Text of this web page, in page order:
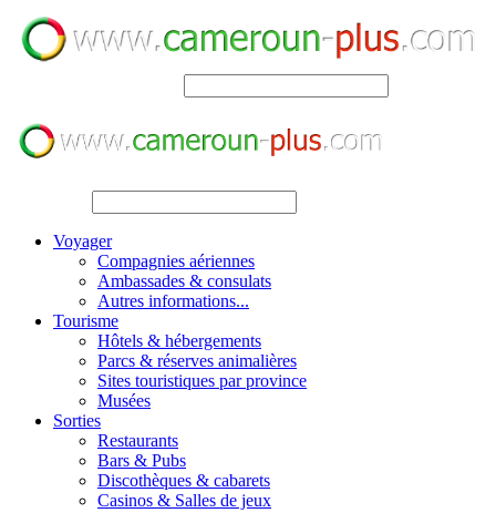
Voyager
Compagnies aériennes
Ambassades & consulats
Autres informations...
Tourisme
Hôtels & hébergements
Parcs & réserves animalières
Sites touristiques par province
Musées
Sorties
Restaurants
Bars & Pubs
Discothèques & cabarets
Casinos & Salles de jeux